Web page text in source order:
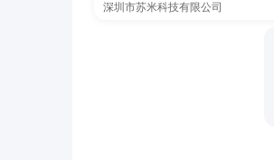
深圳市苏米科技有限公司